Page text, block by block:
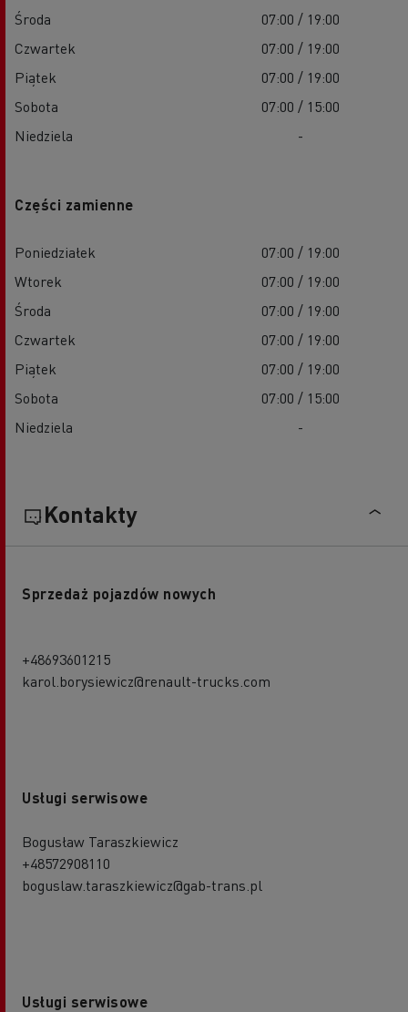
Środa
07:00 / 19:00
Czwartek
07:00 / 19:00
Piątek
07:00 / 19:00
Sobota
07:00 / 15:00
Niedziela
-
Części zamienne
Poniedziałek
07:00 / 19:00
Wtorek
07:00 / 19:00
Środa
07:00 / 19:00
Czwartek
07:00 / 19:00
Piątek
07:00 / 19:00
Sobota
07:00 / 15:00
Niedziela
-
Kontakty
Sprzedaż pojazdów nowych
+48693601215
karol.borysiewicz@renault-trucks.com
Usługi serwisowe
Bogusław Taraszkiewicz
+48572908110
boguslaw.taraszkiewicz@gab-trans.pl
Usługi serwisowe